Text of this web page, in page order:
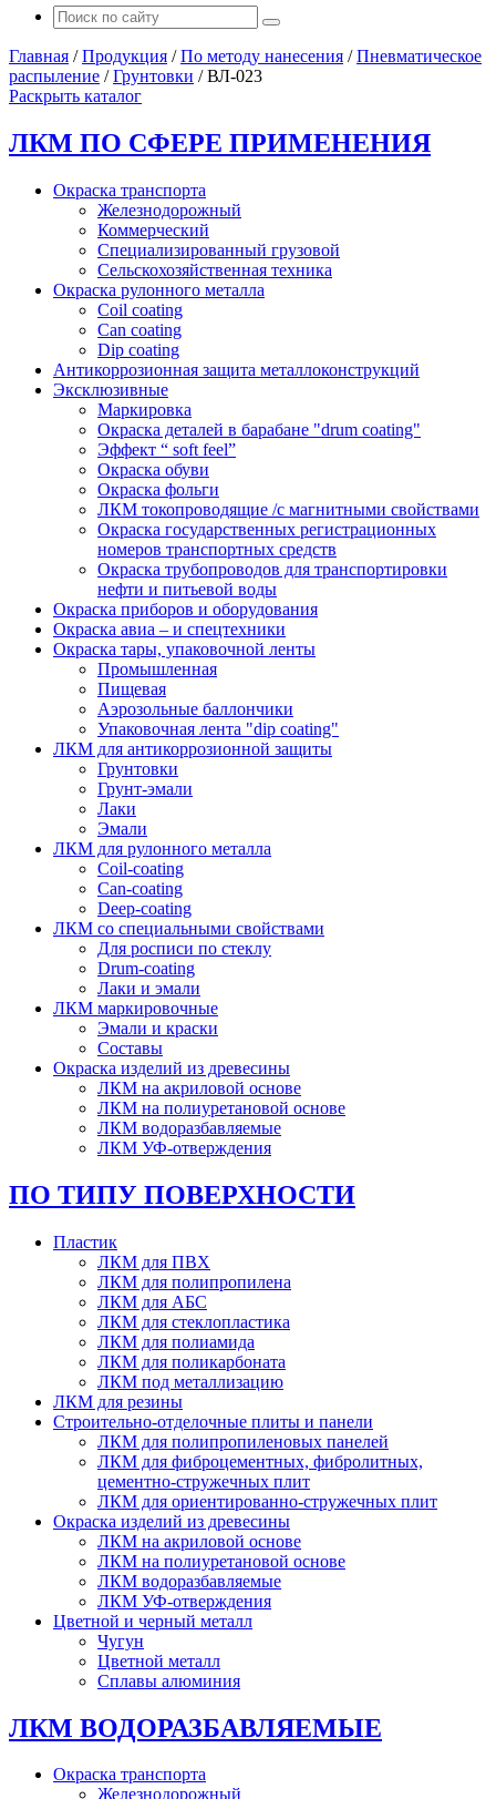
Главная /Продукция /По методу нанесения /Пневматическое
распыление /Грунтовки /ВЛ-023
Раскрыть каталог
ЛКМ ПО СФЕРЕ ПРИМЕНЕНИЯ
Окраска транспорта
Железнодорожный
Коммерческий
Специализированный грузовой
Сельскохозяйственная техника
Окраска рулонного металла
Coil coating
Can coating
Dip coating
Антикоррозионная защита металлоконструкций
Эксклюзивные
Маркировка
Окраска деталей в барабане "drum coating"
Эффект “ soft feel”
Окраска обуви
Окраска фольги
ЛКМ токопроводящие /с магнитными свойствами
Окраска государственных регистрационных
номеров транспортных средств
Окраска трубопроводов для транспортировки
нефти и питьевой воды
Окраска приборов и оборудования
Окраска авиа – и спецтехники
Окраска тары, упаковочной ленты
Промышленная
Пищевая
Аэрозольные баллончики
Упаковочная лента "dip coating"
ЛКМ для антикоррозионной защиты
Грунтовки
Грунт-эмали
Лаки
Эмали
ЛКМ для рулонного металла
Coil-coating
Can-coating
Deep-coating
ЛКМ со специальными свойствами
Для росписи по стеклу
Drum-coating
Лаки и эмали
ЛКМ маркировочные
Эмали и краски
Составы
Окраска изделий из древесины
ЛКМ на акриловой основе
ЛКМ на полиуретановой основе
ЛКМ водоразбавляемые
ЛКМ УФ-отверждения
ПО ТИПУ ПОВЕРХНОСТИ
Пластик
ЛКМ для ПВХ
ЛКМ для полипропилена
ЛКМ для АБС
ЛКМ для стеклопластика
ЛКМ для полиамида
ЛКМ для поликарбоната
ЛКМ под металлизацию
ЛКМ для резины
Строительно-отделочные плиты и панели
ЛКМ для полипропиленовых панелей
ЛКМ для фиброцементных, фибролитных,
цементно-стружечных плит
ЛКМ для ориентированно-стружечных плит
Окраска изделий из древесины
ЛКМ на акриловой основе
ЛКМ на полиуретановой основе
ЛКМ водоразбавляемые
ЛКМ УФ-отверждения
Цветной и черный металл
Чугун
Цветной металл
Сплавы алюминия
ЛКМ ВОДОРАЗБАВЛЯЕМЫЕ
Окраска транспорта
Железнодорожный